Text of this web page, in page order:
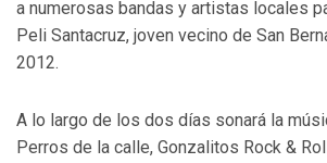
a numerosas bandas y artistas locales
Peli Santacruz, joven vecino de San
2012.
A lo largo de los dos días sonará la
Perros de la calle, Gonzalitos Rock &